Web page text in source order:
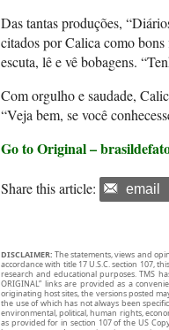
Das tantas produções,
citados por Calica como
escuta, lê e vê bobagens.
Com orgulho e saudade,
“Veja bem, se você
Go to Original –
Share this article: email
DISCLAIMER: The statements, views and
accordance with title 17 U.S.C. section 107,
research and educational purposes. TMS
ORIGINAL” links are provided as a
originating host sites, the versions posted
the use of which has not always been
environmental, political, human rights,
as provided for in section 107 of the US